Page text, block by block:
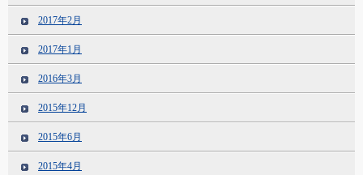
2017年2月
2017年1月
2016年3月
2015年12月
2015年6月
2015年4月